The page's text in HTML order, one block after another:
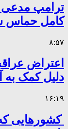
ترامپ مدعی
کامل حماس
۸:۵۷
اعتراض
دلیل کمک به
۱۶:۱۹
کشورهایی